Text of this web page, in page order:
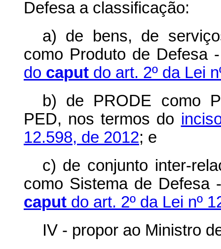
Defesa a classificação:
a) de bens, de
como Produto de
do caput do art. 2º da Lei
b) de PRODE como
PED, nos termos do
12.598, de 2012; e
c) de conjunto inter-
como Sistema de Defesa
caput do art. 2º da Lei nº
IV - propor ao Ministro